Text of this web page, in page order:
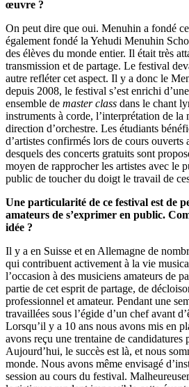
œuvre ?
On peut dire que oui. Menuhin a fondé
également fondé la Yehudi Menuhin
des élèves du monde entier. Il était très
transmission et de partage. Le festival
autre refléter cet aspect. Il y a donc le
depuis 2008, le festival s’est enrichi
ensemble de master class dans le chant
instruments à corde, l’interprétation de la
direction d’orchestre. Les étudiants
d’artistes confirmés lors de cours ouverts
desquels des concerts gratuits sont
moyen de rapprocher les artistes avec le
public de toucher du doigt le travail de
Une particularité de ce festival est de
amateurs de s’exprimer en public.
idée ?
Il y a en Suisse et en Allemagne de
qui contribuent activement à la vie
l’occasion à des musiciens amateurs de
partie de cet esprit de partage, de
professionnel et amateur. Pendant une
travaillées sous l’égide d’un chef avant
Lorsqu’il y a 10 ans nous avons mis en
avons reçu une trentaine de candidatures
Aujourd’hui, le succès est là, et nous
monde. Nous avons même envisagé
session au cours du festival.